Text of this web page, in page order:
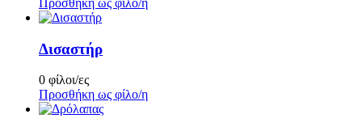
Δισαστήρ
0 φίλοι/ες
Προσθήκη ως φίλο/η